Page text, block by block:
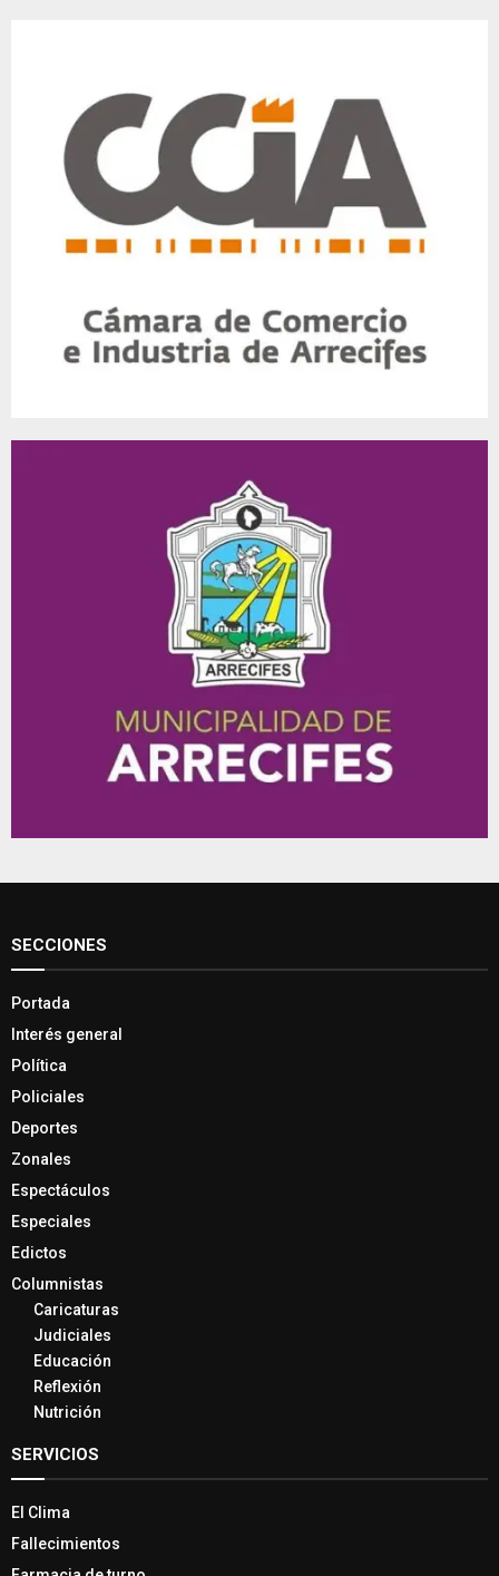
SECCIONES
Portada
Interés general
Política
Policiales
Deportes
Zonales
Espectáculos
Especiales
Edictos
Columnistas
Caricaturas
Judiciales
Educación
Reflexión
Nutrición
SERVICIOS
El Clima
Fallecimientos